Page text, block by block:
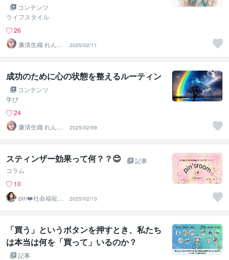
コンテンツ
ライフスタイル
26
廉清生織 れんせ
い さき
2025/02/11
成功のために心の状態を整えるルーティン
コンテンツ
学び
24
廉清生織 れんせ
い さき
2025/02/09
スティンザー効果って何？？😊
記事
コラム
10
pin❤️社会福祉
士・精神保健福
祉士
2025/02/13
「買う」というボタンを押すとき、私たち
は本当は何を「買って」いるのか？
記事